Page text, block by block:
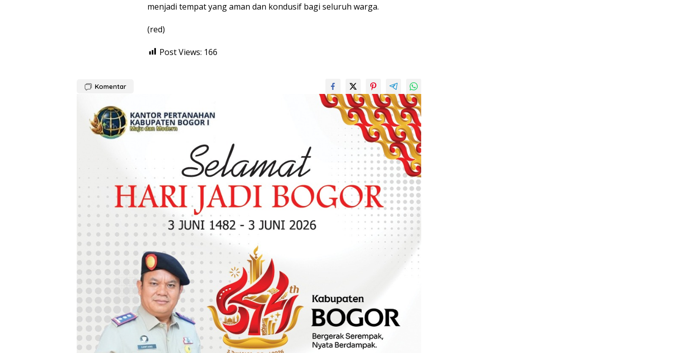
menjadi tempat yang aman dan kondusif bagi seluruh warga.
(red)
Post Views: 166
Komentar